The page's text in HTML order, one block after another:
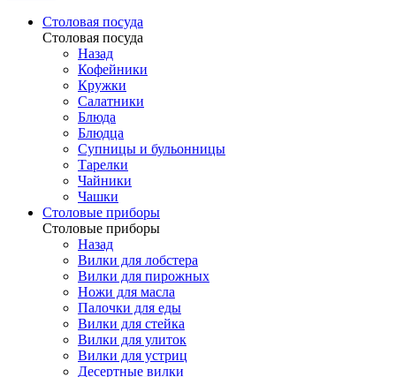
Столовая посуда
Столовая посуда
Назад
Кофейники
Кружки
Салатники
Блюда
Блюдца
Супницы и бульонницы
Тарелки
Чайники
Чашки
Cтоловые приборы
Cтоловые приборы
Назад
Вилки для лобстера
Вилки для пирожных
Ножи для масла
Палочки для еды
Вилки для стейка
Вилки для улиток
Вилки для устриц
Десертные вилки